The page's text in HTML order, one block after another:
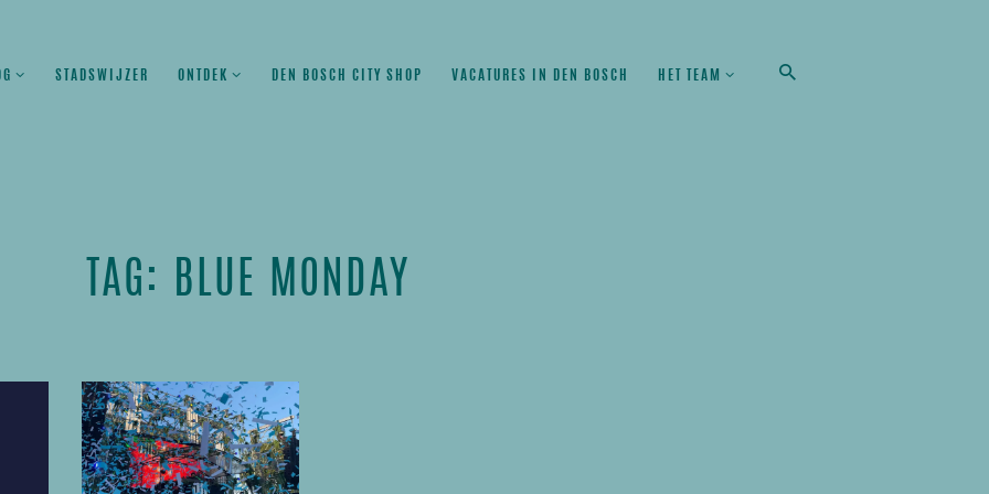
STADSWIJZER ONTDEK DEN BOSCH CITY SHOP VACATURES IN DEN BOSCH HET TEAM
TAG: BLUE MONDAY